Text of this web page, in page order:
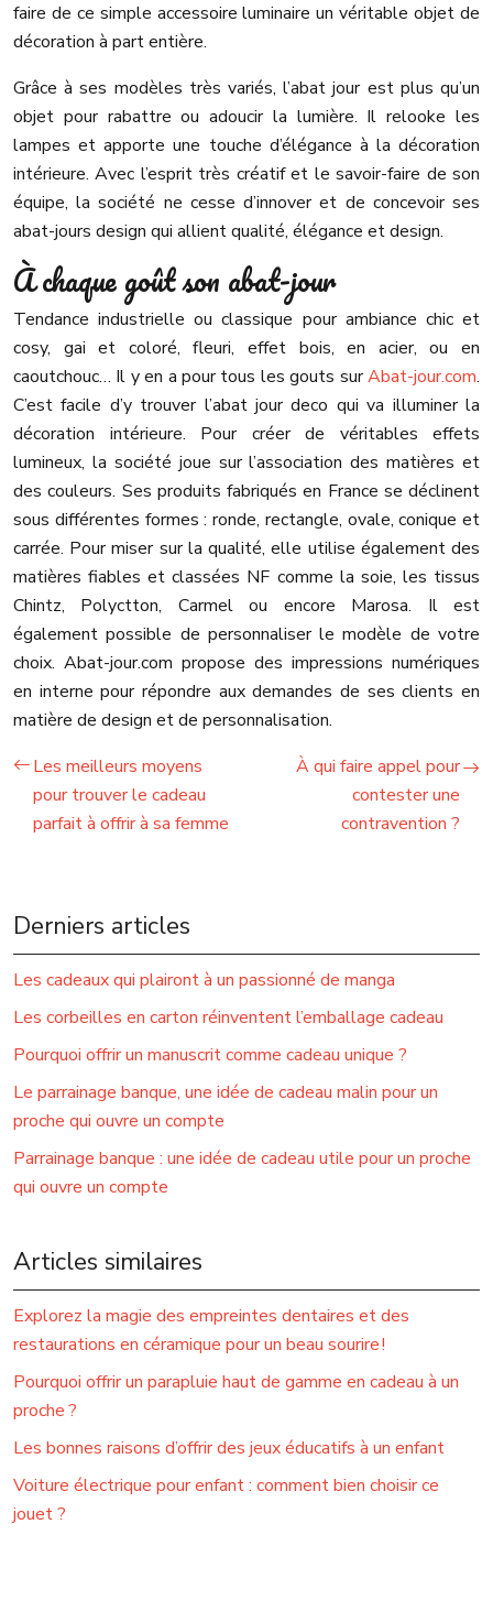
faire de ce simple accessoire luminaire un véritable objet de
décoration à part entière.
Grâce à ses modèles très variés, l’abat jour est plus qu’un
objet pour rabattre ou adoucir la lumière. Il relooke les
lampes et apporte une touche d’élégance à la décoration
intérieure. Avec l’esprit très créatif et le savoir-faire de son
équipe, la société ne cesse d’innover et de concevoir ses
abat-jours design qui allient qualité, élégance et design.
À chaque goût son abat-jour
Tendance industrielle ou classique pour ambiance chic et
cosy, gai et coloré, fleuri, effet bois, en acier, ou en
caoutchouc… Il y en a pour tous les gouts surAbat-jour.com.
C’est facile d’y trouver l’abat jour deco qui va illuminer la
décoration intérieure. Pour créer de véritables effets
lumineux, la société joue sur l’association des matières et
des couleurs. Ses produits fabriqués en France se déclinent
sous différentes formes : ronde, rectangle, ovale, conique et
carrée. Pour miser sur la qualité, elle utilise également des
matières fiables et classées NF comme la soie, les tissus
Chintz, Polyctton, Carmel ou encore Marosa. Il est
également possible de personnaliser le modèle de votre
choix. Abat-jour.com propose des impressions numériques
en interne pour répondre aux demandes de ses clients en
matière de design et de personnalisation.
Les meilleurs moyens
pour trouver le cadeau
parfait à offrir à sa femme
À qui faire appel pour
contester une
contravention ?
Derniers articles
Les cadeaux qui plairont à un passionné de manga
Les corbeilles en carton réinventent l’emballage cadeau
Pourquoi offrir un manuscrit comme cadeau unique ?
Le parrainage banque, une idée de cadeau malin pour un
proche qui ouvre un compte
Parrainage banque : une idée de cadeau utile pour un proche
qui ouvre un compte
Articles similaires
Explorez la magie des empreintes dentaires et des
restaurations en céramique pour un beau sourire !
Pourquoi offrir un parapluie haut de gamme en cadeau à un
proche ?
Les bonnes raisons d’offrir des jeux éducatifs à un enfant
Voiture électrique pour enfant : comment bien choisir ce
jouet ?